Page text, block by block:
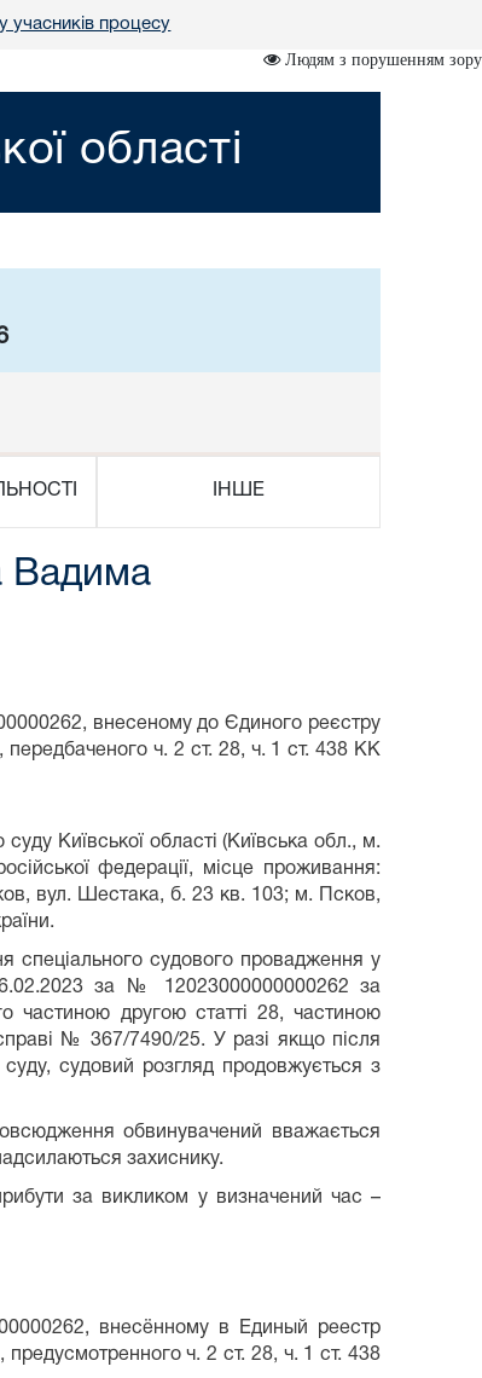
учасників процесу
Людям з порушенням зору
області
ІНШЕ
Вадима
внесеному до Єдиного реєстру
ч. 2 ст. 28, ч. 1 ст. 438 КК
суду Київської області (Київська обл., м.
федерації, місце проживання:
вул. Шестака, б. 23 кв. 103; м. Псков,
спеціального судового провадження у
за № 12023000000000262 за
частиною другою статті 28, частиною
справі № 367/7490/25. У разі якщо після
судовий розгляд продовжується з
обвинувачений вважається
захиснику.
за викликом у визначений час –
внесённому в Единый реестр
ч. 2 ст. 28, ч. 1 ст. 438